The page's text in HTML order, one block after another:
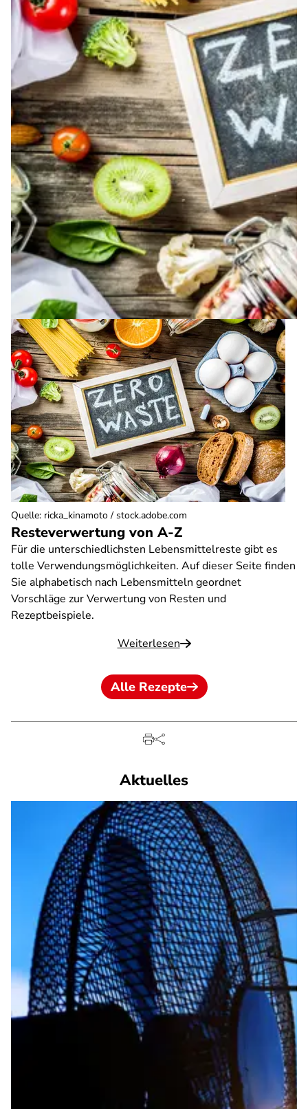
Resteverwertung von A-Z
Für die unterschiedlichsten Lebensmittelreste gibt es
tolle Verwendungsmöglichkeiten. Auf dieser Seite finden
Sie alphabetisch nach Lebensmitteln geordnet
Vorschläge zur Verwertung von Resten und
Rezeptbeispiele.
Weiterlesen
Quelle: ricka_kinamoto / stock.adobe.com
Alle Rezepte
Aktuelles